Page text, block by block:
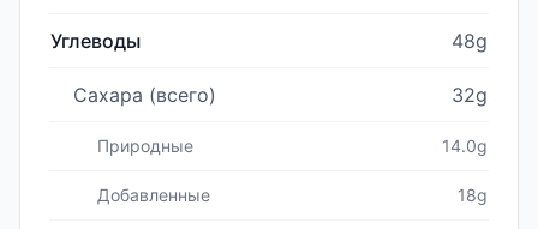
Углеводы 48g
Сахара (всего) 32g
Природные 14.0g
Добавленные 18g